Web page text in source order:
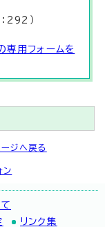
292）
専用フォームを
ージへ戻る
ン
リンク集